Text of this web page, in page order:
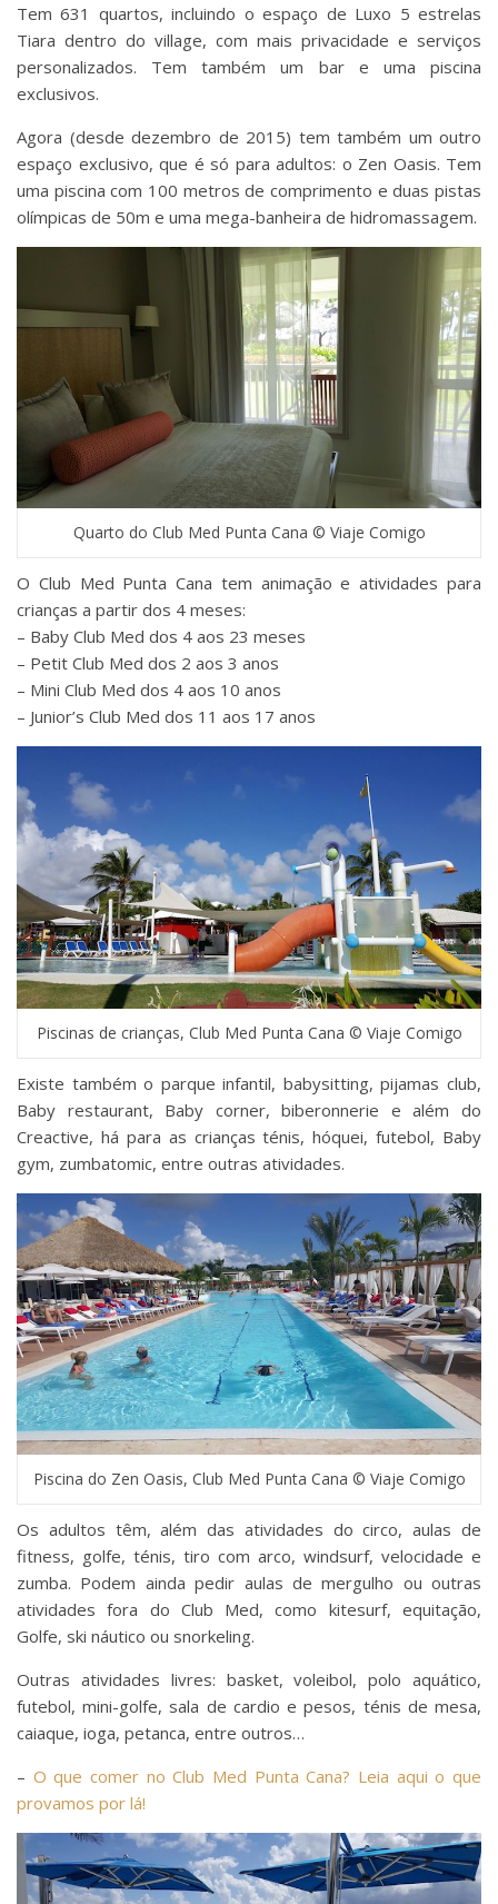
Tem 631 quartos, incluindo o espaço de Luxo 5 estrelas
Tiara dentro do village, com mais privacidade e serviços
personalizados. Tem também um bar e uma piscina
exclusivos.
Agora (desde dezembro de 2015) tem também um outro
espaço exclusivo, que é só para adultos: o Zen Oasis. Tem
uma piscina com 100 metros de comprimento e duas pistas
olímpicas de 50m e uma mega-banheira de hidromassagem.
Quarto do Club Med Punta Cana © Viaje Comigo
O Club Med Punta Cana tem animação e atividades para
crianças a partir dos 4 meses:
– Baby Club Med dos 4 aos 23 meses
– Petit Club Med dos 2 aos 3 anos
– Mini Club Med dos 4 aos 10 anos
– Junior’s Club Med dos 11 aos 17 anos
Piscinas de crianças, Club Med Punta Cana © Viaje Comigo
Existe também o parque infantil, babysitting, pijamas club,
Baby restaurant, Baby corner, biberonnerie e além do
Creactive, há para as crianças ténis, hóquei, futebol, Baby
gym, zumbatomic, entre outras atividades.
Piscina do Zen Oasis, Club Med Punta Cana © Viaje Comigo
Os adultos têm, além das atividades do circo, aulas de
fitness, golfe, ténis, tiro com arco, windsurf, velocidade e
zumba. Podem ainda pedir aulas de mergulho ou outras
atividades fora do Club Med, como kitesurf, equitação,
Golfe, ski náutico ou snorkeling.
Outras atividades livres: basket, voleibol, polo aquático,
futebol, mini-golfe, sala de cardio e pesos, ténis de mesa,
caiaque, ioga, petanca, entre outros…
– O que comer no Club Med Punta Cana? Leia aqui o que
provamos por lá!